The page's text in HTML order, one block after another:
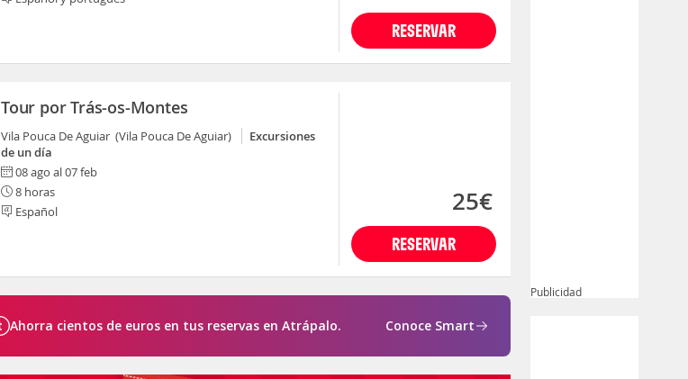
RESERVAR
Tour por Trás-os-Montes
Vila Pouca De Aguiar (Vila Pouca De Aguiar)
Excursiones
de un día
08 ago al 07 feb
8 horas
Español
RESERVAR
25€
Ahorra cientos de euros en tus reservas en Atrápalo. Conoce Smart
Publicidad